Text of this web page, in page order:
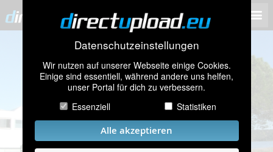
Datenschutzeinstellungen
Wir nutzen auf unserer Webseite einige Cookies.
Einige sind essentiell, während andere uns helfen,
unser Portal für dich zu verbessern.
Essenziell
Statistiken
Alle akzeptieren